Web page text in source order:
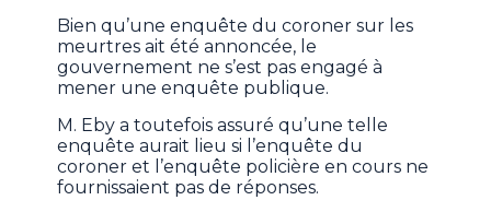
Bien qu’une enquête du coroner sur les
meurtres ait été annoncée, le
gouvernement ne s’est pas engagé à
mener une enquête publique.
M. Eby a toutefois assuré qu’une telle
enquête aurait lieu si l’enquête du
coroner et l’enquête policière en cours ne
fournissaient pas de réponses.